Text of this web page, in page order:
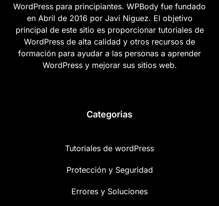
WordPress para principiantes. WPBody fue fundado
en Abril de 2016 por Javi Niguez. El objetivo
principal de este sitio es proporcionar tutoriales de
WordPress de alta calidad y otros recursos de
formación para ayudar a las personas a aprender
WordPress y mejorar sus sitios web.
Categorias
Tutoriales de wordPress
Protección y Seguridad
Errores y Soluciones